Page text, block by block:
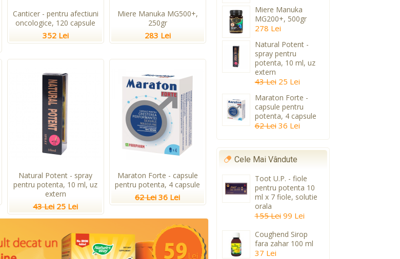
Canticer - pentru afectiuni
oncologice, 120 capsule
352 Lei
Miere Manuka MG500+,
250gr
283 Lei
Natural Potent - spray
pentru potenta, 10 ml, uz
extern
43 Lei 25 Lei
Maraton Forte - capsule
pentru potenta, 4 capsule
62 Lei 36 Lei
Miere Manuka
MG200+, 500gr
278 Lei
Natural Potent -
spray pentru
potenta, 10 ml, uz
extern
43 Lei 25 Lei
Maraton Forte -
capsule pentru
potenta, 4 capsule
62 Lei 36 Lei
Cele Mai Vândute
Toot U.P. - fiole
pentru potenta 10
ml x 7 fiole, solutie
orala
155 Lei 99 Lei
Coughend Sirop
fara zahar 100 ml
37 Lei